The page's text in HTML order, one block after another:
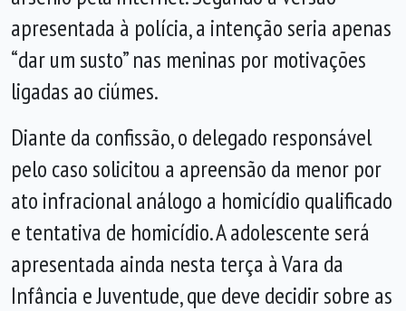
apresentada à polícia, a intenção seria apenas
“dar um susto” nas meninas por motivações
ligadas ao ciúmes.
Diante da confissão, o delegado responsável
pelo caso solicitou a apreensão da menor por
ato infracional análogo a homicídio qualificado
e tentativa de homicídio. A adolescente será
apresentada ainda nesta terça à Vara da
Infância e Juventude, que deve decidir sobre as